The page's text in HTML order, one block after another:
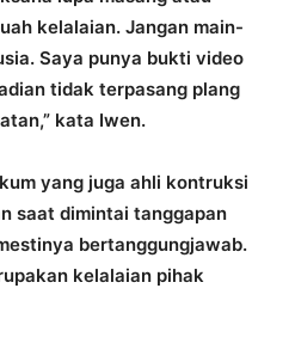
kelalaian. Jangan main-
Saya punya bukti video
tidak terpasang plang
kata Iwen.
yang juga ahli kontruksi
saat dimintai tanggapan
bertanggungjawab.
kelalaian pihak